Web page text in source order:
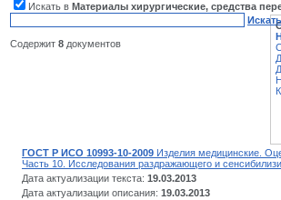
Искать в Материалы хирургические, средства
Содержит 8 документов
ГОСТ Р ИСО 10993-10-2009 Изделия медицинские.
Часть 10. Исследования раздражающего и
Дата актуализации текста: 19.03.2013
Дата актуализации описания: 19.03.2013